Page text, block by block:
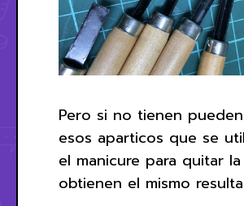
Pero si no tienen
esos aparticos que se
el manicure para quitar
obtienen el mismo